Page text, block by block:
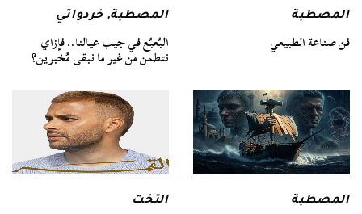
المصطبة
فن صناعة الطبيعي
المصطبة,خردواتي
البُعبُع في جيب عيالنا.. فإزاي
نتطمن من غير ما نبقى مُخبرين؟
المصطبة التخت